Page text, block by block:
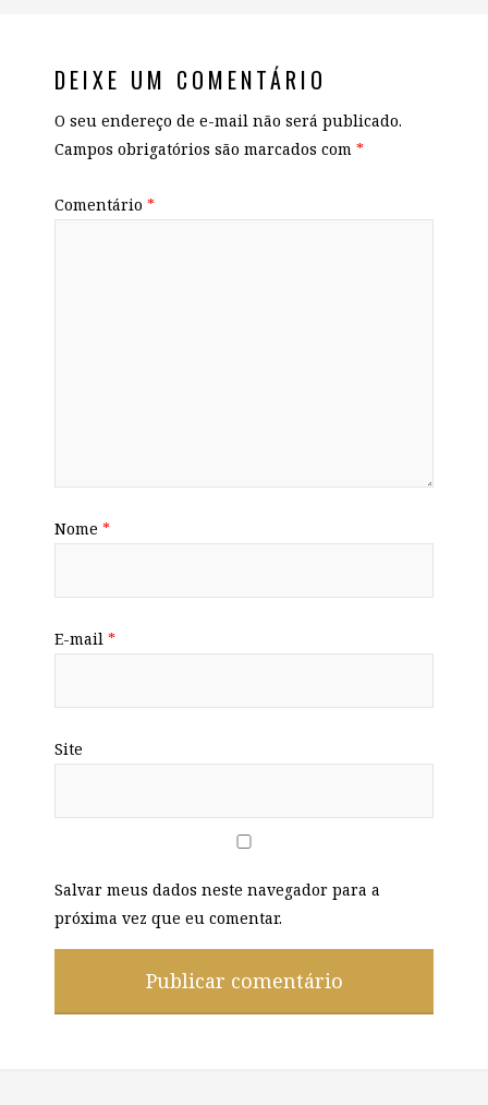
DEIXE UM COMENTÁRIO
O seu endereço de e-mail não será publicado.
Campos obrigatórios são marcados com *
Comentário *
Nome *
E-mail *
Site
Salvar meus dados neste navegador para a
próxima vez que eu comentar.